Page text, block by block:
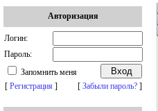
Авторизация
Логин:
Пароль:
Запомнить меня
[ Регистрация ] [ Забыли пароль? ]